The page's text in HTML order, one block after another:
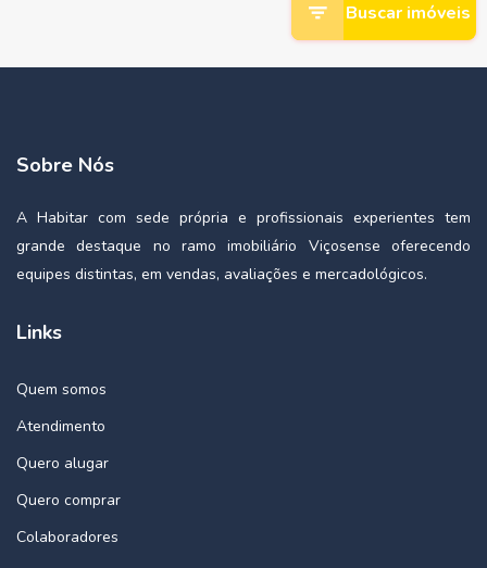
Buscar imóveis
Sobre Nós
A Habitar com sede própria e profissionais experientes tem
grande destaque no ramo imobiliário Viçosense oferecendo
equipes distintas, em vendas, avaliações e mercadológicos.
Links
Quem somos
Atendimento
Quero alugar
Quero comprar
Colaboradores